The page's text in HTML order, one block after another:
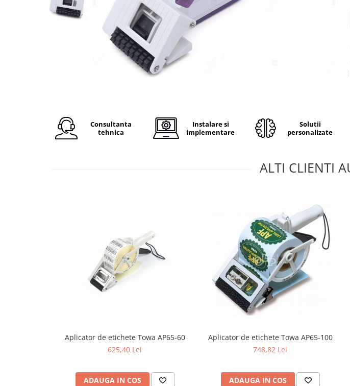
Plicuri de carton
Plicuri cu bule
Separatoare carton si coltareConsultanta
tehnica
Instalare si
implementare
Solutii
personalizate
ALTI CLIENTI
Aplicator de etichete Towa AP65-60
625,40 Lei
ADAUGA IN COS
Aplicator de etichete Towa AP65-100
748,82 Lei
ADAUGA IN COS